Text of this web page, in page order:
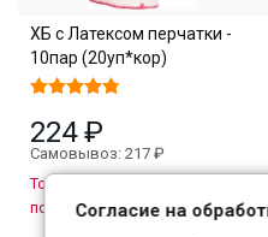
ХБ с Латексом перчатки -
10пар (20уп*кор)
224 ₽
Самовывоз: 217 ₽
Товар закончился, ждем
поступления15.08.2026 г.
Согласие на